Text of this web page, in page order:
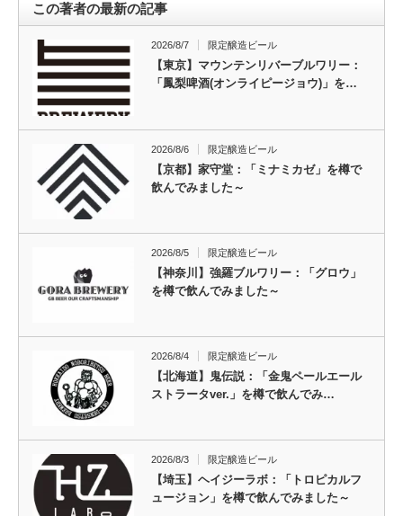
この著者の最新の記事
2026/8/7 限定醸造ビール
【東京】マウンテンリバーブルワリー：
「鳳梨啤酒(オンライピージョウ)」を…
2026/8/6 限定醸造ビール
【京都】家守堂：「ミナミカゼ」を樽で
飲んでみました～
2026/8/5 限定醸造ビール
【神奈川】強羅ブルワリー：「グロウ」
を樽で飲んでみました～
2026/8/4 限定醸造ビール
【北海道】鬼伝説：「金鬼ペールエール
ストラータver.」を樽で飲んでみ…
2026/8/3 限定醸造ビール
【埼玉】ヘイジーラボ：「トロピカルフ
ュージョン」を樽で飲んでみました～